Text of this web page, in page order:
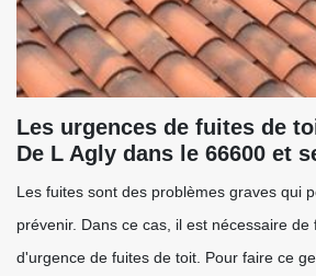
Les urgences de fuites de
De L Agly dans le 66600 et
Les fuites sont des problèmes graves qui
prévenir. Dans ce cas, il est nécessaire
d'urgence de fuites de toit. Pour faire ce